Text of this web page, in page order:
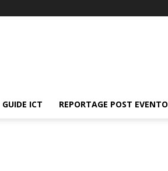
GUIDE ICT REPORTAGE POST EVENTO